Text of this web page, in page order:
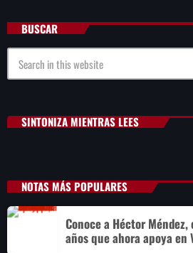
BUSCAR
SINTONIZA MIENTRAS LEES
NOTAS MÁS POPULARES
Conoce a Héctor
años que ahora apoya en